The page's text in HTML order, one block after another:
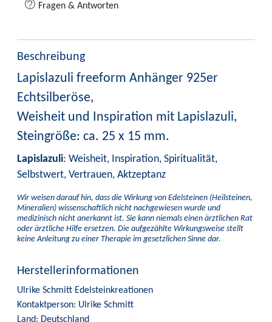
Fragen & Antworten
Beschreibung
Lapislazuli freeform Anhänger 925er
Echtsilberöse,
Weisheit und Inspiration mit Lapislazuli,
Steingröße: ca. 25 x 15 mm.
Lapislazuli: Weisheit, Inspiration, Spiritualität,
Selbstwert, Vertrauen, Aktzeptanz
Wir weisen darauf hin, dass die Wirkung von Edelsteinen (Heilsteinen,
Mineralien) wissenschaftlich nicht nachgewiesen wurde und
medizinisch nicht anerkannt ist. Sie kann niemals einen ärztlichen Rat
oder ärztliche Hilfe ersetzen. Die aufgezählte Wirkungsweise stellt
keine Anleitung zu einer Therapie im gesetzlichen Sinne dar.
Herstellerinformationen
Ulrike Schmitt Edelsteinkreationen
Kontaktperson: Ulrike Schmitt
Land: Deutschland